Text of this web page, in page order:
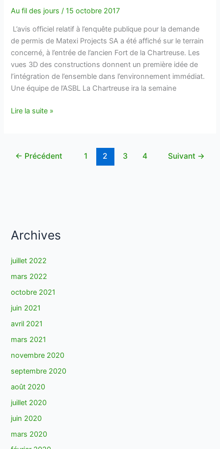
Au fil des jours /15 octobre 2017
L’avis officiel relatif à l’enquête publique pour la demande
de permis de Matexi Projects SA a été affiché sur le terrain
concerné, à l’entrée de l’ancien Fort de la Chartreuse. Les
vues 3D des constructions donnent un première idée de
l’intégration de l’ensemble dans l’environnement immédiat.
Une équipe de l’ASBL La Chartreuse ira la semaine
Le
la
Lire la suite »
← Précédent 1 2 3 4 Suivant →
Archives
juillet 2022
mars 2022
octobre 2021
juin 2021
avril 2021
mars 2021
novembre 2020
septembre 2020
août 2020
juillet 2020
juin 2020
mars 2020